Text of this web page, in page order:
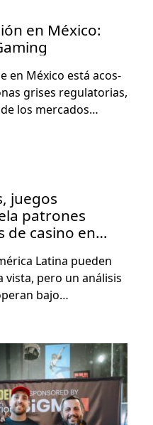
en México:
en Méx­i­co está acos­
gris­es reg­u­la­to­rias,
los mer­ca­dos…
juegos
patrones
de casino en
Lati­na pueden
vista, pero un análi­sis
bajo…